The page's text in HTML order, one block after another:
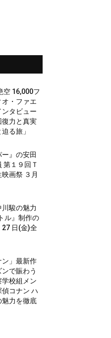
空 16,000フ
オ・ファエ
タビュー
復力と真実
る旅」
ー』の安田
第１９回Ｔ
画祭 ３月
駿の魅力
ル』制作の
27 日(金)全
ン」最新作
で賑わう
校組メン
コナン ハ
魅力を徹底